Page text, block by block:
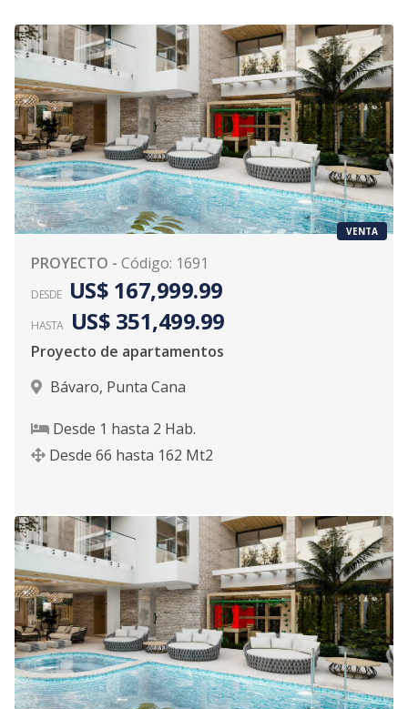
VENTA
PROYECTO - Código: 1691
DESDE US$ 167,999.99
HASTA US$ 351,499.99
Proyecto de apartamentos
Bávaro, Punta Cana
Desde 1 hasta 2 Hab.
Desde 66 hasta 162 Mt2